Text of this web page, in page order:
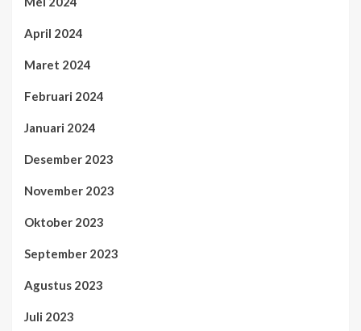
April 2024
Maret 2024
Februari 2024
Januari 2024
Desember 2023
November 2023
Oktober 2023
September 2023
Agustus 2023
Juli 2023